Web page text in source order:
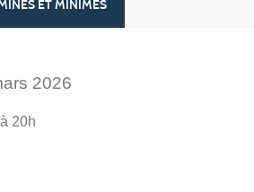
ET MINIMES
2026
20h